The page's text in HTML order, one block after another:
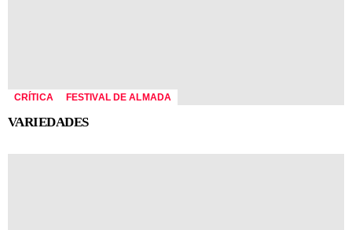
CRÍTICA FESTIVAL DE ALMADA
VARIEDADES